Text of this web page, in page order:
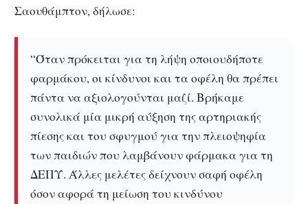
Σαουθάμπτον, δήλωσε:
“Όταν πρόκειται για τη λήψη οποιουδήποτε
φαρμάκου, οι κίνδυνοι και τα οφέλη θα πρέπει
πάντα να αξιολογούνται μαζί. Βρήκαμε
συνολικά μία μικρή αύξηση της αρτηριακής
πίεσης και του σφυγμού για την πλειοψηφία
των παιδιών που λαμβάνουν φάρμακα για τη
ΔΕΠΥ. Άλλες μελέτες δείχνουν σαφή οφέλη
όσον αφορά τη μείωση του κινδύνου